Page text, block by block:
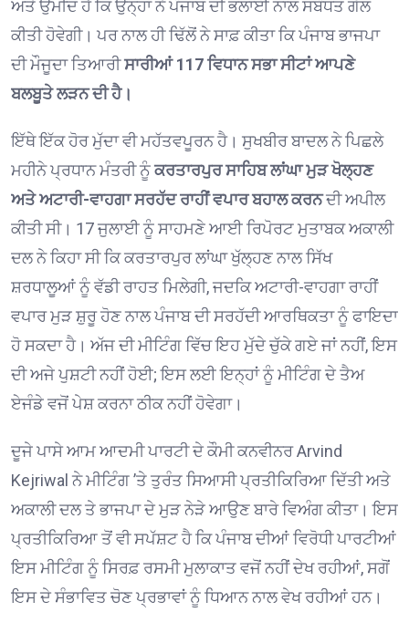
ਅਤੇ ਉਮੀਦ ਹੈ ਕਿ ਉਨ੍ਹਾਂ ਨੇ ਪੰਜਾਬ ਦੀ ਭਲਾਈ ਨਾਲ ਸਬੰਧਤ ਗੱਲ
ਕੀਤੀ ਹੋਵੇਗੀ। ਪਰ ਨਾਲ ਹੀ ਢਿੱਲੋਂ ਨੇ ਸਾਫ਼ ਕੀਤਾ ਕਿ ਪੰਜਾਬ ਭਾਜਪਾ
ਦੀ ਮੌਜੂਦਾ ਤਿਆਰੀਸਾਰੀਆਂ 117 ਵਿਧਾਨ ਸਭਾ ਸੀਟਾਂ ਆਪਣੇ
ਬਲਬੂਤੇ ਲੜਨ ਦੀ ਹੈ।
ਇੱਥੇ ਇੱਕ ਹੋਰ ਮੁੱਦਾ ਵੀ ਮਹੱਤਵਪੂਰਨ ਹੈ। ਸੁਖਬੀਰ ਬਾਦਲ ਨੇ ਪਿਛਲੇ
ਮਹੀਨੇ ਪ੍ਰਧਾਨ ਮੰਤਰੀ ਨੂੰਕਰਤਾਰਪੁਰ ਸਾਹਿਬ ਲਾਂਘਾ ਮੁੜ ਖੋਲ੍ਹਣ
ਅਤੇ ਅਟਾਰੀ-ਵਾਹਗਾ ਸਰਹੱਦ ਰਾਹੀਂ ਵਪਾਰ ਬਹਾਲ ਕਰਨਦੀ ਅਪੀਲ
ਕੀਤੀ ਸੀ। 17 ਜੁਲਾਈ ਨੂੰ ਸਾਹਮਣੇ ਆਈ ਰਿਪੋਰਟ ਮੁਤਾਬਕ ਅਕਾਲੀ
ਦਲ ਨੇ ਕਿਹਾ ਸੀ ਕਿ ਕਰਤਾਰਪੁਰ ਲਾਂਘਾ ਖੁੱਲ੍ਹਣ ਨਾਲ ਸਿੱਖ
ਸ਼ਰਧਾਲੂਆਂ ਨੂੰ ਵੱਡੀ ਰਾਹਤ ਮਿਲੇਗੀ, ਜਦਕਿ ਅਟਾਰੀ-ਵਾਹਗਾ ਰਾਹੀਂ
ਵਪਾਰ ਮੁੜ ਸ਼ੁਰੂ ਹੋਣ ਨਾਲ ਪੰਜਾਬ ਦੀ ਸਰਹੱਦੀ ਆਰਥਿਕਤਾ ਨੂੰ ਫਾਇਦਾ
ਹੋ ਸਕਦਾ ਹੈ। ਅੱਜ ਦੀ ਮੀਟਿੰਗ ਵਿੱਚ ਇਹ ਮੁੱਦੇ ਚੁੱਕੇ ਗਏ ਜਾਂ ਨਹੀਂ, ਇਸ
ਦੀ ਅਜੇ ਪੁਸ਼ਟੀ ਨਹੀਂ ਹੋਈ; ਇਸ ਲਈ ਇਨ੍ਹਾਂ ਨੂੰ ਮੀਟਿੰਗ ਦੇ ਤੈਅ
ਏਜੰਡੇ ਵਜੋਂ ਪੇਸ਼ ਕਰਨਾ ਠੀਕ ਨਹੀਂ ਹੋਵੇਗਾ।
ਦੂਜੇ ਪਾਸੇ ਆਮ ਆਦਮੀ ਪਾਰਟੀ ਦੇ ਕੌਮੀ ਕਨਵੀਨਰArvind
Kejriwal ਨੇ ਮੀਟਿੰਗ ’ਤੇ ਤੁਰੰਤ ਸਿਆਸੀ ਪ੍ਰਤੀਕਿਰਿਆ ਦਿੱਤੀ ਅਤੇ
ਅਕਾਲੀ ਦਲ ਤੇ ਭਾਜਪਾ ਦੇ ਮੁੜ ਨੇੜੇ ਆਉਣ ਬਾਰੇ ਵਿਅੰਗ ਕੀਤਾ। ਇਸ
ਪ੍ਰਤੀਕਿਰਿਆ ਤੋਂ ਵੀ ਸਪੱਸ਼ਟ ਹੈ ਕਿ ਪੰਜਾਬ ਦੀਆਂ ਵਿਰੋਧੀ ਪਾਰਟੀਆਂ
ਇਸ ਮੀਟਿੰਗ ਨੂੰ ਸਿਰਫ਼ ਰਸਮੀ ਮੁਲਾਕਾਤ ਵਜੋਂ ਨਹੀਂ ਦੇਖ ਰਹੀਆਂ, ਸਗੋਂ
ਇਸ ਦੇ ਸੰਭਾਵਿਤ ਚੋਣ ਪ੍ਰਭਾਵਾਂ ਨੂੰ ਧਿਆਨ ਨਾਲ ਵੇਖ ਰਹੀਆਂ ਹਨ।